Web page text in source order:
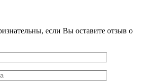
если Вы оставите отзыв о